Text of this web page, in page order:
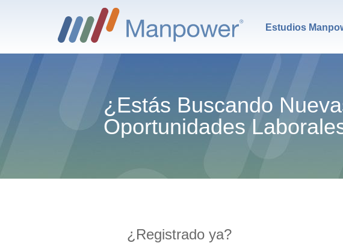
Estudios
¿Estás Buscando
Oportunidades
¿Registrado ya?